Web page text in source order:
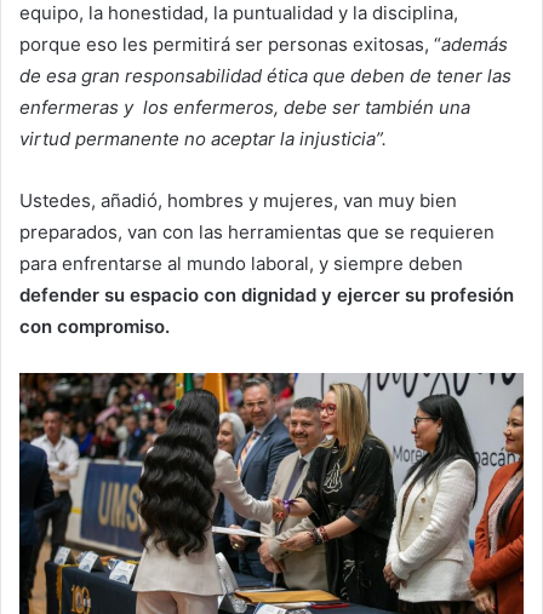
equipo, la honestidad, la puntualidad y la disciplina,
porque eso les permitirá ser personas exitosas, “además
de esa gran responsabilidad ética que deben de tener las
enfermeras y los enfermeros, debe ser también una
virtud permanente no aceptar la injusticia”.
Ustedes, añadió, hombres y mujeres, van muy bien
preparados, van con las herramientas que se requieren
para enfrentarse al mundo laboral, y siempre deben
defender su espacio con dignidad y ejercer su profesión
con compromiso.